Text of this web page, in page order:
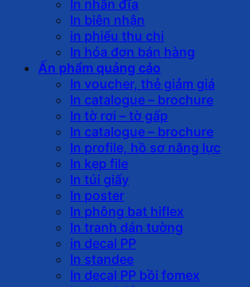
In nhãn đĩa
In biên nhận
in phiếu thu chi
In hóa đơn bán hàng
Ấn phẩm quảng cáo
In voucher, thẻ giảm giá
In catalogue – brochure
In tờ rơi – tờ gấp
In catalogue – brochure
In profile, hồ sơ năng lực
In kẹp file
In túi giấy
In poster
In phông bạt hiflex
In tranh dán tường
in decal PP
In standee
In decal PP bồi fomex